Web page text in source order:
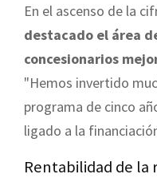
En el ascenso de la
destacado el área
concesionarios
"Hemos invertido
programa de cinco
ligado a la
Rentabilidad de la